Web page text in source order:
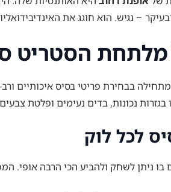
– נגיש. הוא חוגג את
מלתחת הסטריט
בבחירת פריטי בסיס איכותיים ורב-
נכונות, בדים נעימים ופלטת
לכל לוק
ניתן לשחק ולהביע הכי הרבה אופי.